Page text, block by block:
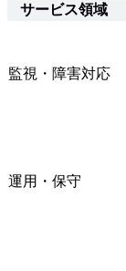
サービス領域
監視・障害対応
運用・保守